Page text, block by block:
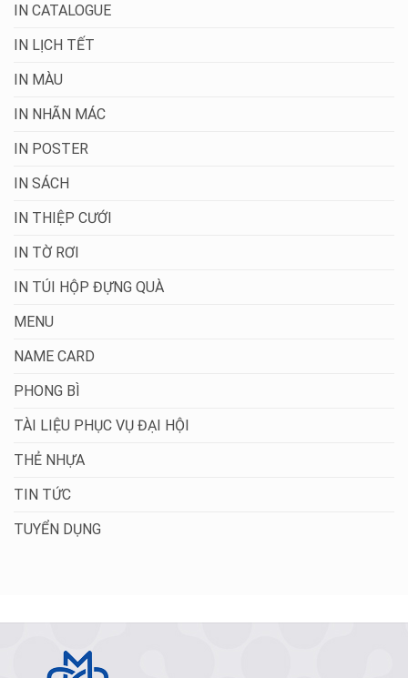
IN CATALOGUE
IN LỊCH TẾT
IN MÀU
IN NHÃN MÁC
IN POSTER
IN SÁCH
IN THIỆP CƯỚI
IN TỜ RƠI
IN TÚI HỘP ĐỰNG QUÀ
MENU
NAME CARD
PHONG BÌ
TÀI LIỆU PHỤC VỤ ĐẠI HỘI
THẺ NHỰA
TIN TỨC
TUYỂN DỤNG